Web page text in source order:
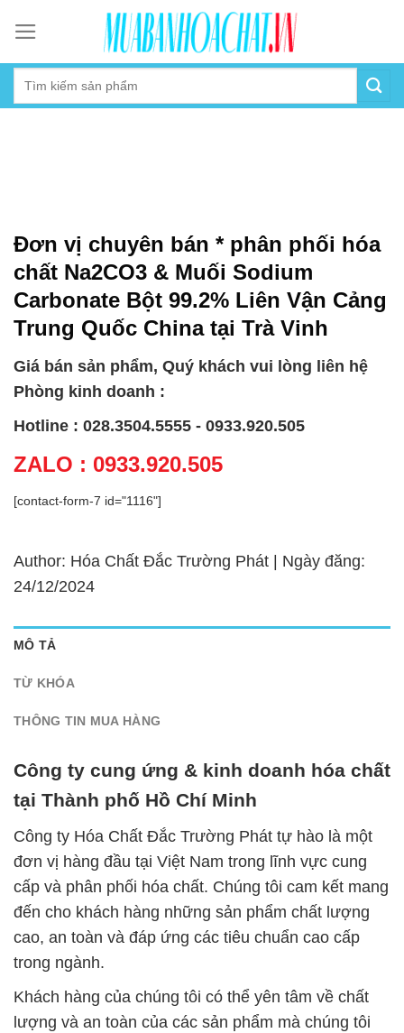
content
Đơn vị chuyên bán * phân phối hóa
chất Na2CO3 & Muối Sodium
Carbonate Bột 99.2% Liên Vận Cảng
Trung Quốc China tại Trà Vinh
Giá bán sản phẩm, Quý khách vui lòng liên hệ
Phòng kinh doanh :
Hotline : 028.3504.5555 - 0933.920.505
ZALO : 0933.920.505
[contact-form-7 id="1116"]
Author: Hóa Chất Đắc Trường Phát | Ngày đăng:
24/12/2024
MÔ TẢ
TỪ KHÓA
THÔNG TIN MUA HÀNG
Công ty cung ứng & kinh doanh hóa chất
tại Thành phố Hồ Chí Minh
Công ty Hóa Chất Đắc Trường Phát tự hào là một
đơn vị hàng đầu tại Việt Nam trong lĩnh vực cung
cấp và phân phối hóa chất. Chúng tôi cam kết mang
đến cho khách hàng những sản phẩm chất lượng
cao, an toàn và đáp ứng các tiêu chuẩn cao cấp
trong ngành.
Khách hàng của chúng tôi có thể yên tâm về chất
lượng và an toàn của các sản phẩm mà chúng tôi